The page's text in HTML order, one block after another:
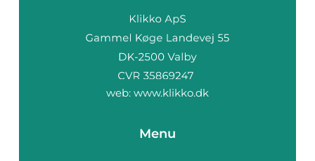
web: www.klikko.dk
Menu